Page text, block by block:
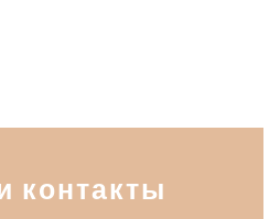
контакты